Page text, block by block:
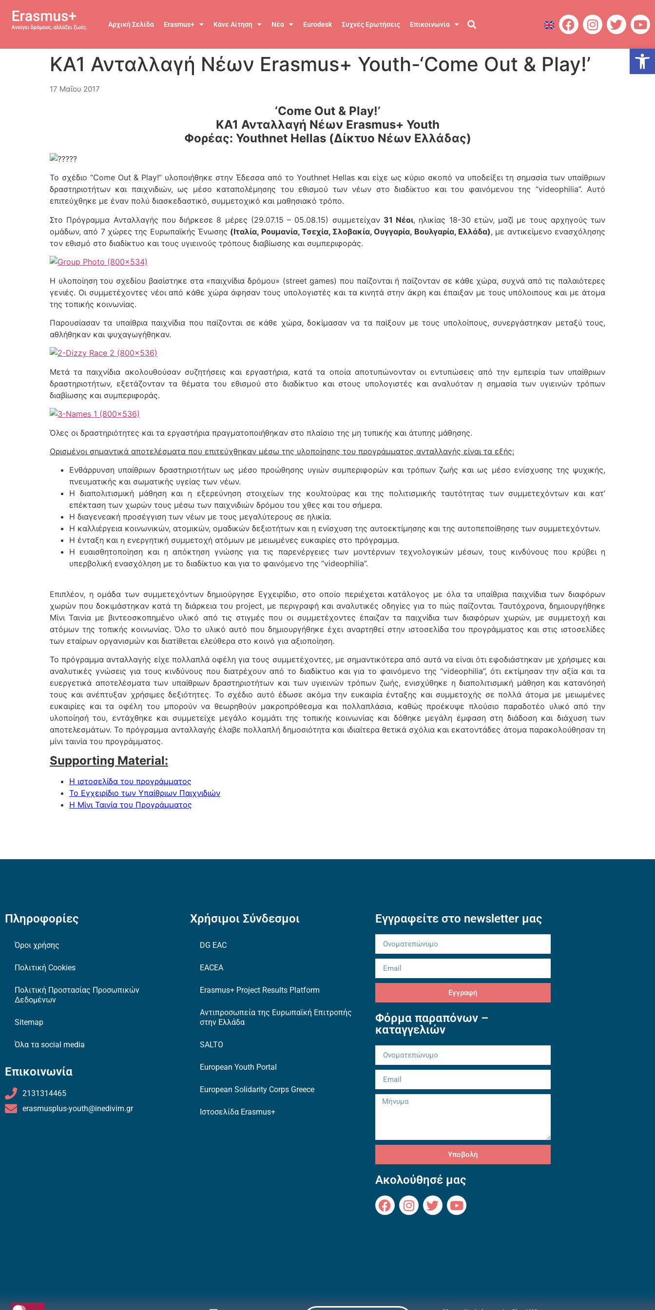
Αρχική Σελίδα Erasmus+ Κάνε Αίτηση Νέα Eurodesk Συχνές Ερωτήσεις Επικοινωνία
ΚΑ1 Ανταλλαγή Νέων Erasmus+ Youth-‘Come Out & Play!’
17 Μαΐου 2017
‘Come Out & Play!’
ΚΑ1 Ανταλλαγή Νέων Erasmus+ Youth
Φορέας: Youthnet Hellas (Δίκτυο Νέων Ελλάδας)
Το σχέδιο “Come Out & Play!” υλοποιήθηκε στην Έδεσσα από το Youthnet Hellas και είχε ως κύριο σκοπό να υποδείξει τη σημασία των υπαίθριων
δραστηριοτήτων και παιχνιδιών, ως μέσο καταπολέμησης του εθισμού των νέων στο διαδίκτυο και του φαινόμενου της “videophilia”. Αυτό
επιτεύχθηκε με έναν πολύ διασκεδαστικό, συμμετοχικό και μαθησιακό τρόπο.
Στο Πρόγραμμα Ανταλλαγής που διήρκεσε 8 μέρες (29.07.15 – 05.08.15) συμμετείχαν 31 Νέοι, ηλικίας 18-30 ετών, μαζί με τους αρχηγούς των
ομάδων, από 7 χώρες της Ευρωπαϊκής Ένωσης (Ιταλία, Ρουμανία, Τσεχία, Σλοβακία, Ουγγαρία, Βουλγαρία, Ελλάδα), με αντικείμενο ενασχόλησης
τον εθισμό στο διαδίκτυο και τους υγιεινούς τρόπους διαβίωσης και συμπεριφοράς.
Η υλοποίηση του σχεδίου βασίστηκε στα «παιχνίδια δρόμου» (street games) που παίζονται ή παίζονταν σε κάθε χώρα, συχνά από τις παλαιότερες
γενιές. Οι συμμετέχοντες νέοι από κάθε χώρα άφησαν τους υπολογιστές και τα κινητά στην άκρη και έπαιξαν με τους υπόλοιπους και με άτομα
της τοπικής κοινωνίας.
Παρουσίασαν τα υπαίθρια παιχνίδια που παίζονται σε κάθε χώρα, δοκίμασαν να τα παίξουν με τους υπολοίπους, συνεργάστηκαν μεταξύ τους,
αθλήθηκαν και ψυχαγωγήθηκαν.
Μετά τα παιχνίδια ακολουθούσαν συζητήσεις και εργαστήρια, κατά τα οποία αποτυπώνονταν οι εντυπώσεις από την εμπειρία των υπαίθριων
δραστηριοτήτων, εξετάζονταν τα θέματα του εθισμού στο διαδίκτυο και στους υπολογιστές και αναλυόταν η σημασία των υγιεινών τρόπων
διαβίωσης και συμπεριφοράς.
Όλες οι δραστηριότητες και τα εργαστήρια πραγματοποιήθηκαν στο πλαίσιο της μη τυπικής και άτυπης μάθησης.
Ορισμένοι σημαντικά αποτελέσματα που επιτεύχθηκαν μέσω της υλοποίησης του προγράμματος ανταλλαγής είναι τα εξής:
Ενθάρρυνση υπαίθριων δραστηριοτήτων ως μέσο προώθησης υγιών συμπεριφορών και τρόπων ζωής και ως μέσο ενίσχυσης της ψυχικής,
πνευματικής και σωματικής υγείας των νέων.
Η διαπολιτισμική μάθηση και η εξερεύνηση στοιχείων της κουλτούρας και της πολιτισμικής ταυτότητας των συμμετεχόντων και κατ’
επέκταση των χωρών τους μέσω των παιχνιδιών δρόμου του χθες και του σήμερα.
Η διαγενεακή προσέγγιση των νέων με τους μεγαλύτερους σε ηλικία.
Η καλλιέργεια κοινωνικών, ατομικών, ομαδικών δεξιοτήτων και η ενίσχυση της αυτοεκτίμησης και της αυτοπεποίθησης των συμμετεχόντων.
Η ένταξη και η ενεργητική συμμετοχή ατόμων με μειωμένες ευκαιρίες στο πρόγραμμα.
Η ευαισθητοποίηση και η απόκτηση γνώσης για τις παρενέργειες των μοντέρνων τεχνολογικών μέσων, τους κινδύνους που κρύβει η
υπερβολική ενασχόληση με το διαδίκτυο και για το φαινόμενο της “videophilia”.
Επιπλέον, η ομάδα των συμμετεχόντων δημιούργησε Εγχειρίδιο, στο οποίο περιέχεται κατάλογος με όλα τα υπαίθρια παιχνίδια των διαφόρων
χωρών που δοκιμάστηκαν κατά τη διάρκεια του project, με περιγραφή και αναλυτικές οδηγίες για το πώς παίζονται. Ταυτόχρονα, δημιουργήθηκε
Μίνι Ταινία με βιντεοσκοπημένο υλικό από τις στιγμές που οι συμμετέχοντες έπαιζαν τα παιχνίδια των διαφόρων χωρών, με συμμετοχή και
ατόμων της τοπικής κοινωνίας. Όλο το υλικό αυτό που δημιουργήθηκε έχει αναρτηθεί στην ιστοσελίδα του προγράμματος και στις ιστοσελίδες
των εταίρων οργανισμών και διατίθεται ελεύθερα στο κοινό για αξιοποίηση.
Το πρόγραμμα ανταλλαγής είχε πολλαπλά οφέλη για τους συμμετέχοντες, με σημαντικότερα από αυτά να είναι ότι εφοδιάστηκαν με χρήσιμες και
αναλυτικές γνώσεις για τους κινδύνους που διατρέχουν από το διαδίκτυο και για το φαινόμενο της “videophilia”, ότι εκτίμησαν την αξία και τα
ευεργετικά αποτελέσματα των υπαίθριων δραστηριοτήτων και των υγιεινών τρόπων ζωής, ενισχύθηκε η διαπολιτισμική μάθηση και κατανόησή
τους και ανέπτυξαν χρήσιμες δεξιότητες. Το σχέδιο αυτό έδωσε ακόμα την ευκαιρία ένταξης και συμμετοχής σε πολλά άτομα με μειωμένες
ευκαιρίες και τα οφέλη του μπορούν να θεωρηθούν μακροπρόθεσμα και πολλαπλάσια, καθώς προέκυψε πλούσιο παραδοτέο υλικό από την
υλοποίησή του, εντάχθηκε και συμμετείχε μεγάλο κομμάτι της τοπικής κοινωνίας και δόθηκε μεγάλη έμφαση στη διάδοση και διάχυση των
αποτελεσμάτων. Το πρόγραμμα ανταλλαγής έλαβε πολλαπλή δημοσιότητα και ιδιαίτερα θετικά σχόλια και εκατοντάδες άτομα παρακολούθησαν τη
μίνι ταινία του προγράμματος.
Supporting Material:
Η ιστοσελίδα του προγράμματος
Το Εγχειρίδιο των Υπαίθριων Παιχνιδιών
Η Μίνι Ταινία του Προγράμματος
Πληροφορίες
Όροι χρήσης
Πολιτική Cookies
Πολιτική Προστασίας Προσωπικών
Δεδομένων
Sitemap
Όλα τα social media
Επικοινωνία
2131314465
erasmusplus-youth@inedivim.gr
Χρήσιμοι Σύνδεσμοι
DG EAC
EACEA
Erasmus+ Project Results Platform
Αντιπροσωπεία της Ευρωπαϊκή Επιτροπής
στην Ελλάδα
SALTO
European Youth Portal
European Solidarity Corps Greece
Ιστοσελίδα Erasmus+
Εγγραφείτε στο newsletter μας
Εγγραφή
Φόρμα παραπόνων –
καταγγελιών
Υποβολή
Ακολούθησέ μας